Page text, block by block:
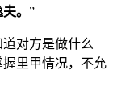
。 ”
对方是做什么
里甲情况，不允